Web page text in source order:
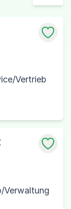
Vertrieb
Verwaltung